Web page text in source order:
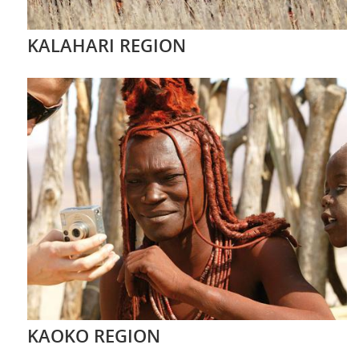
KALAHARI REGION
KAOKO REGION